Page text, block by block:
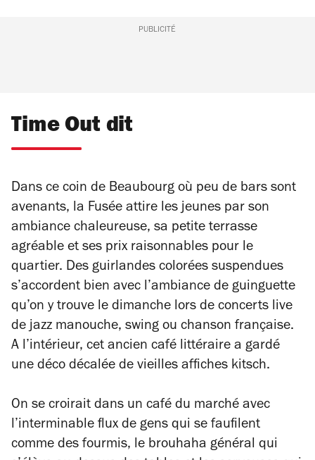
PUBLICITÉ
Time Out dit
Dans ce coin de Beaubourg où peu de bars sont
avenants, la Fusée attire les jeunes par son
ambiance chaleureuse, sa petite terrasse
agréable et ses prix raisonnables pour le
quartier. Des guirlandes colorées suspendues
s’accordent bien avec l’ambiance de guinguette
qu’on y trouve le dimanche lors de concerts live
de jazz manouche, swing ou chanson française.
A l’intérieur, cet ancien café littéraire a gardé
une déco décalée de vieilles affiches kitsch.
On se croirait dans un café du marché avec
l’interminable flux de gens qui se faufilent
comme des fourmis, le brouhaha général qui